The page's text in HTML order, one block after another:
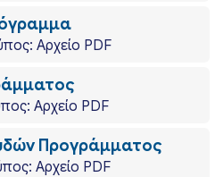
Αρχείο PDF
Αρχείο PDF
Προγράμματος
Αρχείο PDF